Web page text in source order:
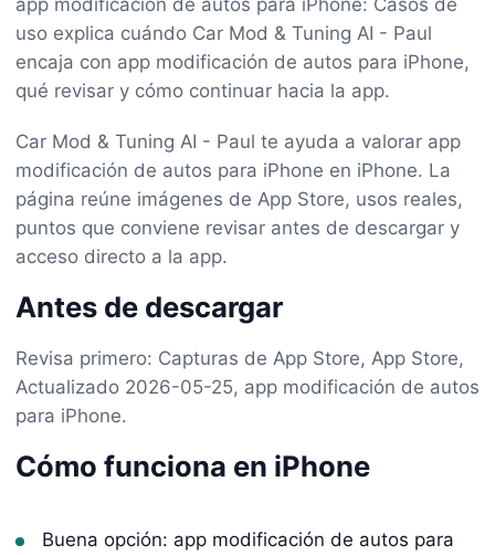
uso explica cuándo Car Mod & Tuning AI - Paul
encaja con app modificación de autos para iPhone,
qué revisar y cómo continuar hacia la app.
Car Mod & Tuning AI - Paul te ayuda a valorar app
modificación de autos para iPhone en iPhone. La
página reúne imágenes de App Store, usos reales,
puntos que conviene revisar antes de descargar y
acceso directo a la app.
Antes de descargar
Revisa primero: Capturas de App Store, App Store,
Actualizado 2026-05-25, app modificación de autos
para iPhone.
Cómo funciona en iPhone
Buena opción: app modificación de autos para